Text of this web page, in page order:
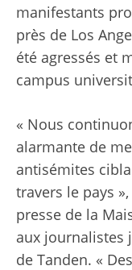
manifestants
près de Los
été agressés et
campus
« Nous
alarmante de
antisémites
travers le pays
presse de la
aux journalistes
de Tanden. «